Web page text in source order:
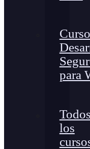
para
Todos
los